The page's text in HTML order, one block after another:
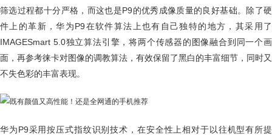
筛选过程都十分严格，而这也是P9的优秀成像质量的良好基础。除了硬
件上的革新，华为P9在软件算法上也有自己独特的地方，其采用了
IMAGESmart 5.0独立算法引擎，将两个传感器的图像融合到同一个画
面，再参考徕卡对图像的调教算法，有效保留了黑白的丰富细节，同时又
不失色彩的丰富表现。
华为P9采用按压式指纹识别技术，在安全性上相对于以往机型有所提